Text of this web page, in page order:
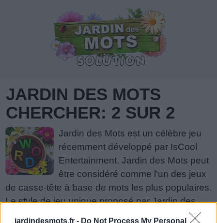
jardindesmots.fr - Do Not Process My Personal
JARDIN DES MOTS
CHERCHER: 2 SUR 2
Jardin des Mots est un célèbre jeu
récemment développé par IsCool
Entertainment. Jardin des Mots peut
être considéré comme l'un des jeux
de casse-tête à base de mots les plus populaires.
Le style de jeu unique proposé par Jardin des
Mots a beaucoup contribué à sa popularité. S'il